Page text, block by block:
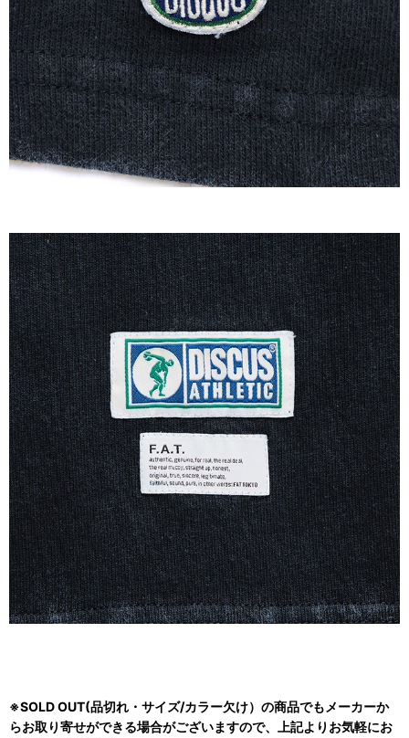
※SOLD OUT(品切れ・サイズ/カラー欠け）の商品でもメーカーか
らお取り寄せができる場合がございますので、上記よりお気軽にお